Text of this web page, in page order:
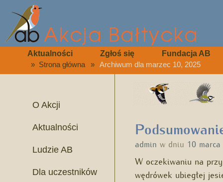
Aktualności Zgłoś się Fundacja AB
» Strona główna » Archiwum dla marzec 10, 2025
O Akcji
Aktualności
Ludzie AB
Dla uczestników
admin w dniu 10
W oczekiwaniu na
wędrówek ubiegłej